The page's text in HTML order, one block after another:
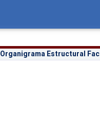
Organigrama Estructural